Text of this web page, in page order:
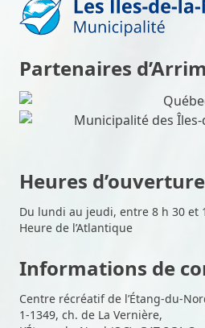
Partenaires
Heures d’ouverture
Du lundi au jeudi, entre 8 h 30 et
Heure de l’Atlantique
Informations de
Centre récréatif de l’Étang-du-
1-1349, ch. de La Vernière,